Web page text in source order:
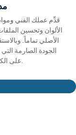
قدِّم عملك الفني
الألوان وتحسين
الأصلي تماماً.
الجودة الصارمة
على الكتاب المطبوع المثالي في كل مرة.